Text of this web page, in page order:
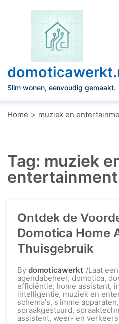
Slim wonen, eenvoudig gemaakt.
Home muziek en
Tag: muziek
entertainment
Ontdek de
Domotica Home
Thuisgebruik
By domoticawerkt Laat
agendabeheer, domotica,
efficiëntie, home assistant,
intelligentie, muziek en
schema's, slimme apparaten,
spraakgestuurd,
assistent, weer- en